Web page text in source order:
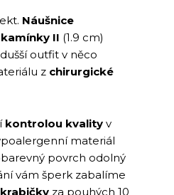
Náušnice
kamínky II (1.9 cm)
outfit v něco
z chirurgické
kontrolou kvality v
materiál
povrch odolný
vám šperk zabalíme
za pouhých 10